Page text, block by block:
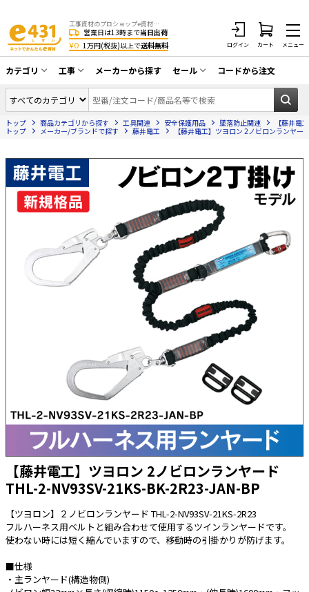
工事資材のプロショップe資材 CATV・アンテナ・防犯・光・LAN・電気・空調工事など
営業日は13時まで当日出荷
¥0 1万円(税抜)以上で送料無料 ログイン カート メニュー
カテゴリ
同軸ケーブル／テレビ用接栓／関連工具
アンテナ・取付金具・ブースター／CATV
部材類
プ類 他）
防犯工事関連
HDMIケーブル・周辺機器／RCAケーブル
電話線／コネクタ／アダプタ
光ファイバー・融着接続機関連
LANケーブル・コネクタ・関連資材/機器
太陽光発電ケーブル・コネクタ・関連資
電源ケーブル／コネクタ／分電盤／ブレ
照明・照明器具
電源タップ・延長コード
スイッチ・コンセント（配線器具）
PF管/FEP管/CD管/情報線保護管
ボックス・ビニル電線管付属品・引き込
みカバー
工具関連
工事
CATV・アンテナ工事
光工事・FTTH工事
防犯カメラ工事
電話工事
電気配管工事
EV充電設備工事
ホテル・病院向け
メーカーから探す セール
在庫一掃セール
コードから注文
トップ 商品カテゴリから探す 工具関連 安全保護用品 墜落防止関連
【藤井電
トップ
メーカー/ブランドで探す 藤井電工 【藤井電工】ツヨロン 2ノビロンランヤー
【藤井電工】ツヨロン 2ノビロンランヤード
THL-2-NV93SV-21KS-BK-2R23-JAN-BP
【ツヨロン】２ノビロンランヤード THL-2-NV93SV-21KS-2R23
フルハーネス用ベルトと組み合わせて使用するツインランヤードです。
使わない時には短く縮んでいますので、移動時の引掛かりが防げます。
■仕様
・主ランヤード(構造物側)